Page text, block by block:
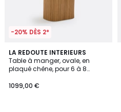
-20% DÈS 2*
LA REDOUTE INTERIEURS
Table à manger, ovale, en
plaqué chêne, pour 6 à 8
1099,00 €
4,6
/ 5